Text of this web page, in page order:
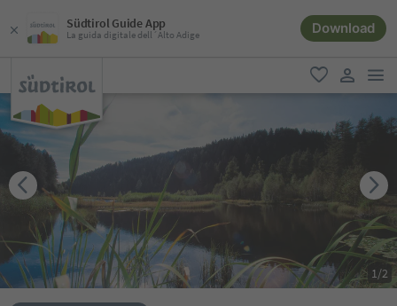
Südtirol Guide App
La guida digitale dell´Alto Adige Download
favoriti
user link
1/2